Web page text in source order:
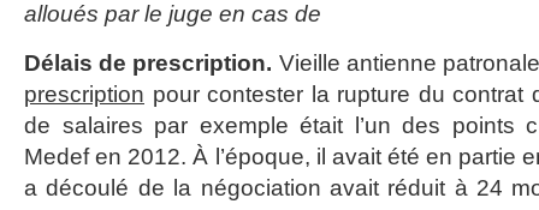
alloués par le juge en cas de
Délais de prescription. Vieille antienne
prescription pour contester la rupture du contrat
de salaires par exemple était l’un des points
Medef en 2012. À l’époque, il avait été en partie
a découlé de la négociation avait réduit à 24